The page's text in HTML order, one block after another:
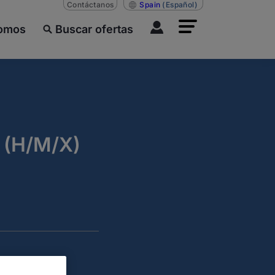
Buscar ofertas
Contáctanos Spain (Español)
(H/M/X)